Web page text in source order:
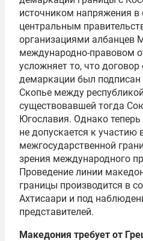
источником напряжения
центральным
организациями албанцев
международно-правовом
усложняет то, что договор
демаркации был
Скопье между
существовавшей тогда
Югославия. Однако
не допускается к
межгосударственной
зрения международного
Проведение линии
границы производится в
Ахтисаари и под
представителей.
Македония требует от